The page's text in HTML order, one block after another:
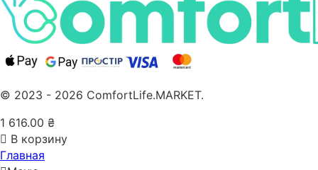
© 2023 - 2026 ComfortLife.MARKET.
1 616.00 ₴
В корзину
Главная